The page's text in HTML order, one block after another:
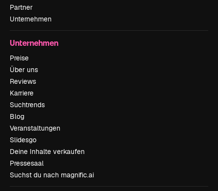
Partner
Unternehmen
Unternehmen
Preise
Über uns
Reviews
Karriere
Suchtrends
Blog
Veranstaltungen
Slidesgo
Deine Inhalte verkaufen
Pressesaal
Suchst du nach magnific.ai